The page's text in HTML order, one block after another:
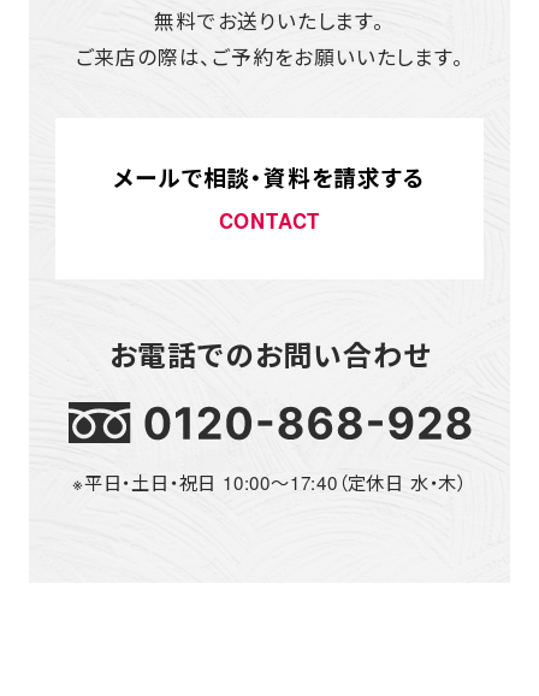
無料でお送りいたします。
ご来店の際は、ご予約をお願いいたします。
メールで相談・資料を請求する
CONTACT
お電話でのお問い合わせ
※平日・土日・祝日 10:00～17:40（定休日 水・木）